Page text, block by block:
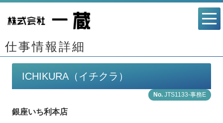
仕事情報詳細
ICHIKURA（イチクラ）
JTS1133-事務E
銀座いち利本店